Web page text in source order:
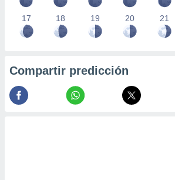
17 18 19 20 21
Compartir predicción